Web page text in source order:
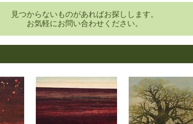
見つからないものがあればお探しします。
お気軽にお問い合わせください。